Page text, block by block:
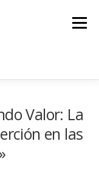
Menú
Valor: La
en las